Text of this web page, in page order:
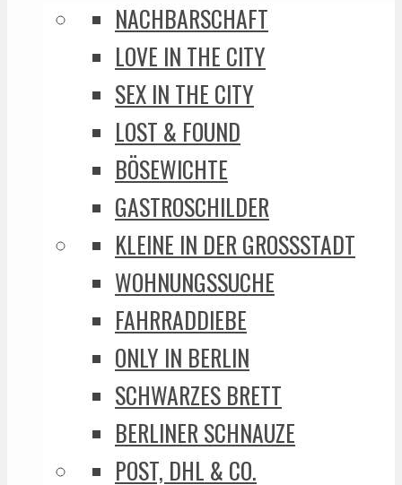
NACHBARSCHAFT
LOVE IN THE CITY
SEX IN THE CITY
LOST & FOUND
BÖSEWICHTE
GASTROSCHILDER
KLEINE IN DER GROSSSTADT
WOHNUNGSSUCHE
FAHRRADDIEBE
ONLY IN BERLIN
SCHWARZES BRETT
BERLINER SCHNAUZE
POST, DHL & CO.